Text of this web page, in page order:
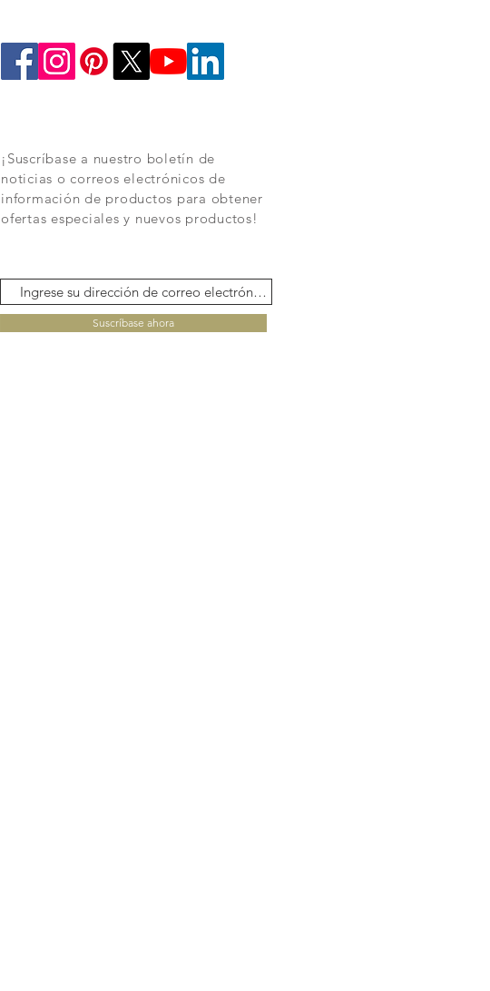
¡Suscríbase a nuestro boletín de
noticias o correos electrónicos de
información de productos para obtener
ofertas especiales y nuevos productos!
Suscríbase ahora